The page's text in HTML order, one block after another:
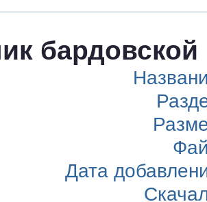
бардовской
Дата